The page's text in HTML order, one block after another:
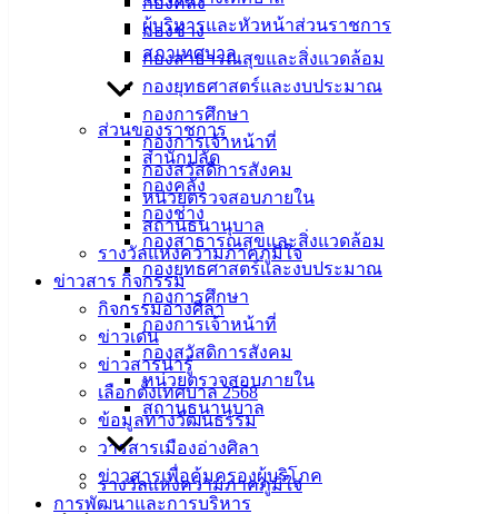
กองช่าง
กองสาธารณสุขและสิ่งแวดล้อม
กองยุทธศาสตร์และงบประมาณ
กองการศึกษา
กองการเจ้าหน้าที่
กองสวัสดิการสังคม
หน่วยตรวจสอบภายใน
สถานธนานุบาล
รางวัลแห่งความภาคภูมิใจ
ข่าวสาร กิจกรรม
กิจกรรมอ่างศิลา
ข่าวเด่น
ข่าวสารน่ารู้
เลือกตั้งเทศบาล 2568
ข้อมูลทางวัฒนธรรม
วารสารเมืองอ่างศิลา
ข่าวสารเพื่อคุ้มครองผู้บริโภค
การพัฒนาและการบริหาร
ผู้บริหารและหัวหน้าส่วนราชการ
สภาเทศบาล
ส่วนของราชการ
สำนักปลัด
กองคลัง
กองช่าง
กองสาธารณสุขและสิ่งแวดล้อม
กองยุทธศาสตร์และงบประมาณ
กองการศึกษา
กองการเจ้าหน้าที่
กองสวัสดิการสังคม
หน่วยตรวจสอบภายใน
สถานธนานุบาล
รางวัลแห่งความภาคภูมิใจ
ด้วยความปรารถนาดีจากฝ่ายบริการสาธารณสุข กอง
สาธารณสุขและสิ่งแวดล้อม เทศบาลเมืองอ่างศิลา
#กองสาธารณสุขและสิ่งแวดล้อม
#ฝ่ายบริการสาธารณสุข